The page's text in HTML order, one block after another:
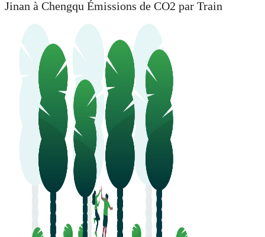
Jinan
Jinan à Chengqu Émissions de CO2 par Train